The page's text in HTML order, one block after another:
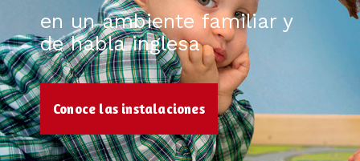
en un ambiente familiar y
de habla inglesa
Conoce las instalaciones